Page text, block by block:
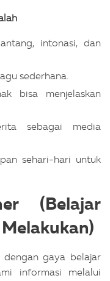
intonasi, dan
sederhana.
bisa menjelaskan
sebagai media
sehari-hari untuk
(Belajar
dengan gaya belajar
informasi melalui